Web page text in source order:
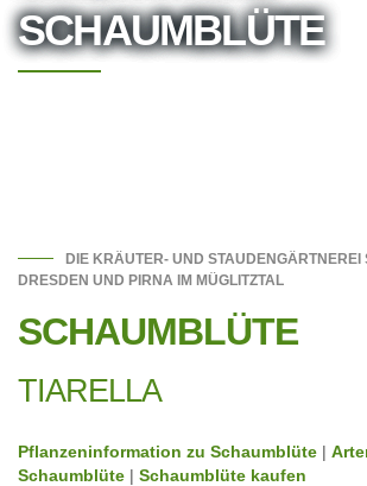
SCHAUMBLÜTE
DIE KRÄUTER- UND STAUDENGÄRTNEREI
DRESDEN UND PIRNA IM MÜGLITZTAL
SCHAUMBLÜTE
TIARELLA
Pflanzeninformation zu Schaumblüte
Schaumblüte
Schaumblüte kaufen